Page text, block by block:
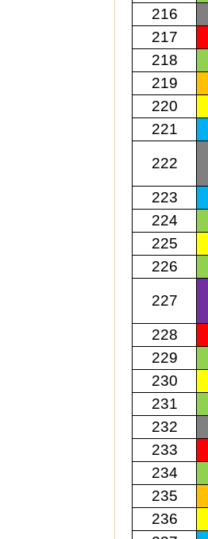
216
217
218
219
220
221
222
223
224
225
226
227
228
229
230
231
232
233
234
235
236